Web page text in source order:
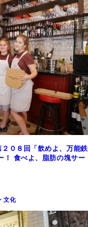
０８回「飲めよ、万能鉄
！ 食べよ、脂肪の塊サー
文化